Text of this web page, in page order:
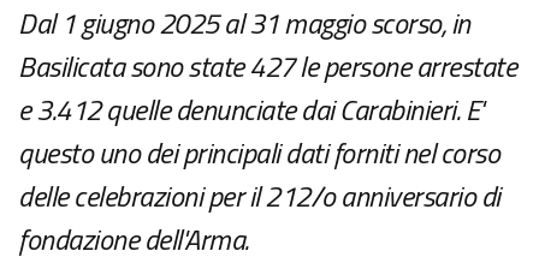
Dal 1 giugno 2025 al 31 maggio scorso, in
Basilicata sono state 427 le persone arrestate
e 3.412 quelle denunciate dai Carabinieri. E'
questo uno dei principali dati forniti nel corso
delle celebrazioni per il 212/o anniversario di
fondazione dell'Arma.